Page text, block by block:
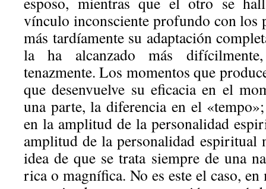
vínculo inconsciente profundo con los
más tardíamente su adaptación
la ha alcanzado más
tenazmente. Los momentos que
que desenvuelve su eficacia en el
una parte, la diferencia en el
en la amplitud de la personalidad
amplitud de la personalidad espiritual
idea de que se trata siempre de una
rica o magnífica. No es este el caso,